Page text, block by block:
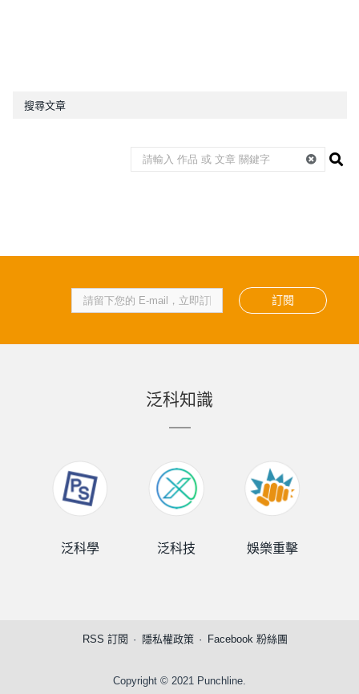
搜尋文章
訂閱
泛科知識
泛科學 泛科技 娛樂重擊
RSS 訂閱 隱私權政策 Facebook 粉絲團
Copyright © 2021 Punchline.